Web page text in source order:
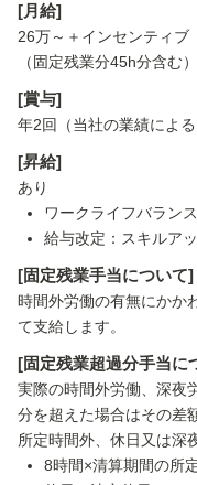
[月給]
26万～＋インセンティブ
（固定残業分45h分含む）
[賞与]
年2回（当社の業績による
[昇給]
あり
ワークライフバラン
給与改定：スキルア
[固定残業手当について]
時間外労働の有無にかか
て支給します。
[固定残業超過分手当に
実際の時間外労働、深夜
分を超えた場合はその差
所定時間外、休日又は深
8時間×清算期間の所